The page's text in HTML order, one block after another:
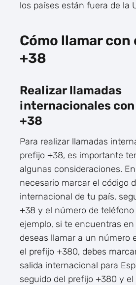
los países están fuera de la
Cómo llamar
+38
Realizar llamadas
internacionales
+38
Para realizar llamadas
prefijo +38, es importante
algunas consideraciones.
necesario marcar el código
internacional de tu país,
+38 y el número de teléfono
ejemplo, si te encuentras en
deseas llamar a un número
el prefijo +380, debes
salida internacional para
seguido del prefijo +380 y